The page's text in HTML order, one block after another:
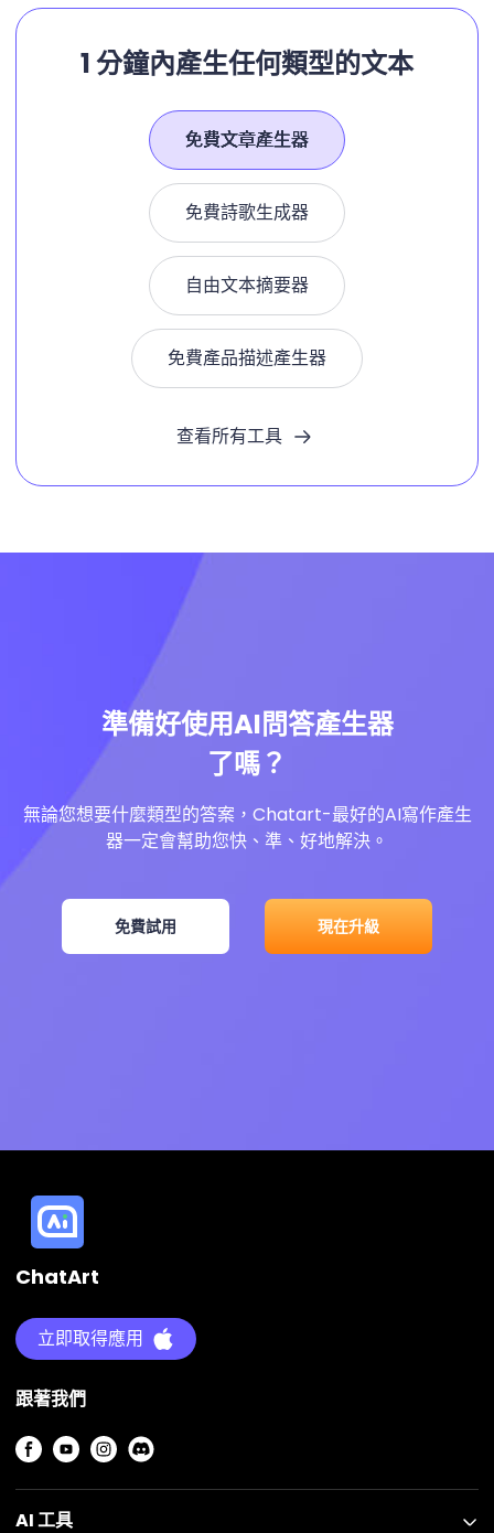
1 分鐘內產生任何類型的文本
免費文章產生器
免費詩歌生成器
自由文本摘要器
免費產品描述產生器
查看所有工具
準備好使用AI問答產生器
了嗎？
無論您想要什麼類型的答案，Chatart-最好的AI寫作產生
器一定會幫助您快、準、好地解決。
免費試用 現在升級
ChatArt
立即取得應用
跟著我們
AI 工具